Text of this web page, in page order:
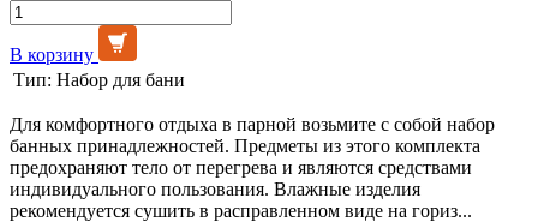
В корзину
Тип: Набор для бани
Для комфортного отдыха в парной возьмите с собой набор
банных принадлежностей. Предметы из этого комплекта
предохраняют тело от перегрева и являются средствами
индивидуального пользования. Влажные изделия
рекомендуется сушить в расправленном виде на гориз...